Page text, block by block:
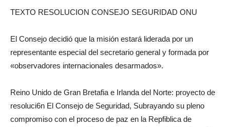
TEXTO RESOLUCION CONSEJO SEGURIDAD ONU
El Consejo decidió que la misión estará liderada por un
representante especial del secretario general y formada por
«observadores internacionales desarmados».
Reino Unido de Gran Bretafia e Irlanda del Norte: proyecto de
resoluci6n El Consejo de Seguridad, Subrayando su pleno
compromiso con el proceso de paz en la Repfiblica de